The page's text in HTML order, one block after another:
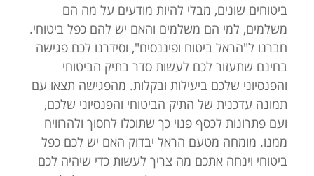
ביטוחים שונים, מבלי להיות מודעים על מה הם
משלמים, למי הם משלמים והאם יש להם כפל ביטוחי.
חברנו ל"הראל ביטוח ופיננסים", וסידרנו לכם פגישה
בחינם שתעזור לכם לעשות סדר בתיק הביטוחי
והפנסיוני שלכם ביעילות ובקלות. מהפגישה תצאו עם
תמונה עדכנית של התיק הביטוחי והפנסיוני שלכם,
ועם פתרונות לכסף פנוי כך שתוכלו לחסוך ולהרוויח
ממנו. מומחה מטעם הראל יבדוק האם יש לכם כפל
ביטוחי וינחה אתכם מה צריך לעשות כדי שיהיה לכם